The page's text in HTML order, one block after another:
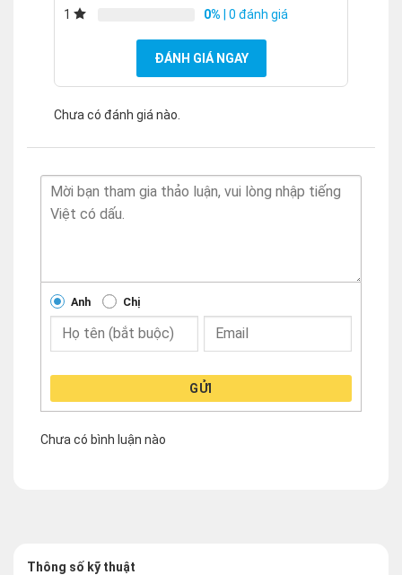
1
0% | 0 đánh giá
ĐÁNH GIÁ NGAY
Chưa có đánh giá nào.
Anh Chị
GỬI
Chưa có bình luận nào
Thông số kỹ thuật